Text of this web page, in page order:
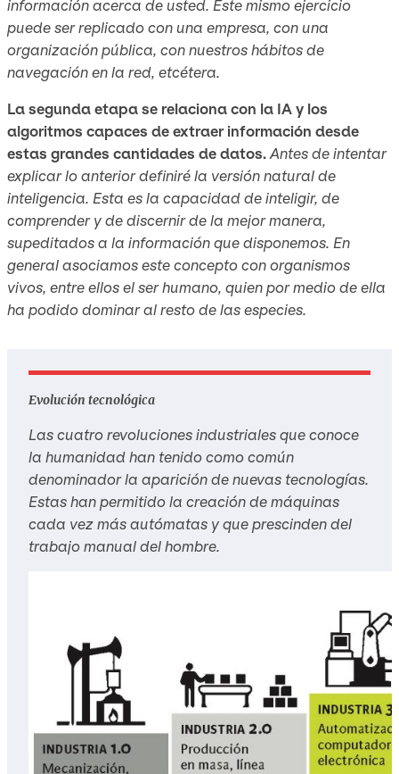
información acerca de usted. Este mismo ejercicio
puede ser replicado con una empresa, con una
organización pública, con nuestros hábitos de
navegación en la red, etcétera.
La segunda etapa se relaciona con la IA y los
algoritmos capaces de extraer información desde
estas grandes cantidades de datos.Antes de intentar
explicar lo anterior definiré la versión natural de
inteligencia. Esta es la capacidad de inteligir, de
comprender y de discernir de la mejor manera,
supeditados a la información que disponemos. En
general asociamos este concepto con organismos
vivos, entre ellos el ser humano, quien por medio de ella
ha podido dominar al resto de las especies.
Evolución tecnológica
Las cuatro revoluciones industriales que conoce
la humanidad han tenido como común
denominador la aparición de nuevas tecnologías.
Estas han permitido la creación de máquinas
cada vez más autómatas y que prescinden del
trabajo manual del hombre.